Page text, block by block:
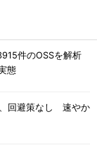
件のOSSを解析
態
回避策なし 速やか